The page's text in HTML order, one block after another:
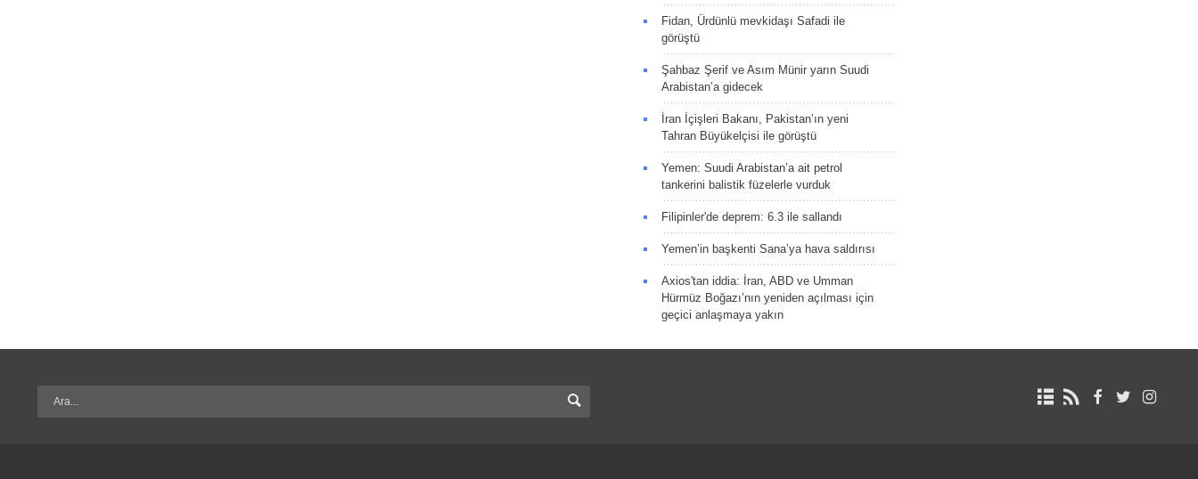
Fidan, Ürdünlü mevkidaşı Safadi ile
görüştü
Şahbaz Şerif ve Asım Münir yarın Suudi
Arabistan’a gidecek
İran İçişleri Bakanı, Pakistan’ın yeni
Tahran Büyükelçisi ile görüştü
Yemen: Suudi Arabistan’a ait petrol
tankerini balistik füzelerle vurduk
Filipinler'de deprem: 6.3 ile sallandı
Yemen’in başkenti Sana’ya hava saldırısı
Axios'tan iddia: İran, ABD ve Umman
Hürmüz Boğazı’nın yeniden açılması için
geçici anlaşmaya yakın